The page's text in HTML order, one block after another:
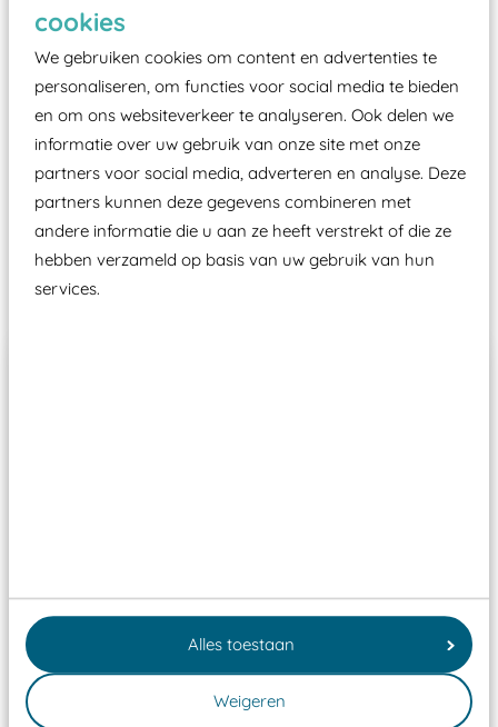
cookies
We gebruiken cookies om content en advertenties te
personaliseren, om functies voor social media te bieden
en om ons websiteverkeer te analyseren. Ook delen we
informatie over uw gebruik van onze site met onze
partners voor social media, adverteren en analyse. Deze
partners kunnen deze gegevens combineren met
andere informatie die u aan ze heeft verstrekt of die ze
hebben verzameld op basis van uw gebruik van hun
services.
Alles toestaan
Weigeren
moet zijn van een typekeuring, -plaatje en
certificering, uitgegeven door een Nederlands
aangewezen keuringsinstantie?
Wij ook speeltoestellen kunnen laten keuren zodat
ze toch binnen het Warenwetbesluit Attractie- en
Speeltoestellen vallen?
Past er goed bij